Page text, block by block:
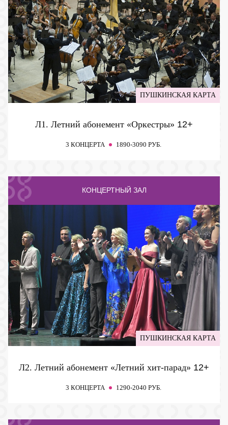
ПУШКИНСКАЯ КАРТА
Л1. Летний абонемент «Оркестры» 12+
3 КОНЦЕРТА 1890-3090 РУБ.
КОНЦЕРТНЫЙ ЗАЛ
ПУШКИНСКАЯ КАРТА
Л2. Летний абонемент «Летний хит-парад» 12+
3 КОНЦЕРТА 1290-2040 РУБ.